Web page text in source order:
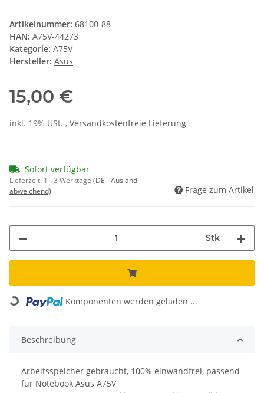
Artikelnummer: 68100-88
HAN: A75V-44273
Kategorie: A75V
Hersteller: Asus
15,00 €
inkl. 19% USt. , Versandkostenfreie Lieferung
Sofort verfügbar
Lieferzeit: 1 - 3 Werktage (DE - Ausland
abweichend)
Frage zum Artikel
Stk
Loading... Komponenten werden geladen ...
Beschreibung
Arbeitsspeicher gebraucht, 100% einwandfrei, passend
für Notebook Asus A75V